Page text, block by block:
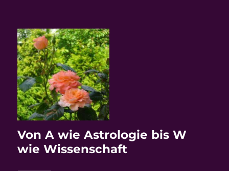
Von A wie Astrologie bis W
wie Wissenschaft